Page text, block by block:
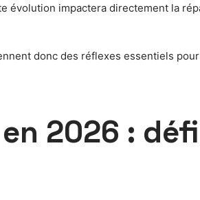
impactera directement la
donc des réflexes essentiels
2026 :